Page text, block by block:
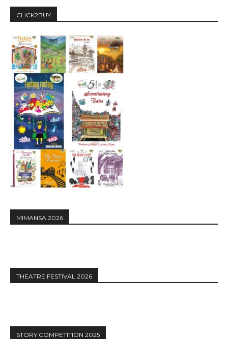
CLICK2BUY
MIMANSA 2026
THEATRE FESTIVAL 2026
STORY COMPETITION 2025